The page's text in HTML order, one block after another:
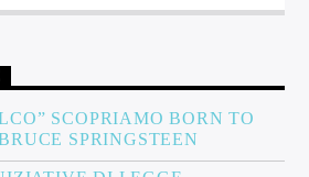
SCOPRIAMO BORN TO
SPRINGSTEEN